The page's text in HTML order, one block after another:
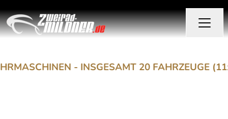
- INSGESAMT 20 FAHRZEUGE (11x